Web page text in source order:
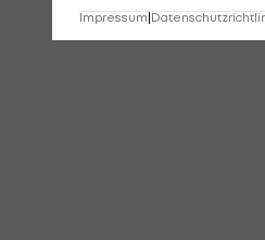
Impressum|